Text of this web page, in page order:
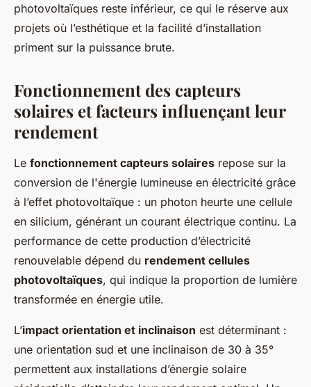
photovoltaïques reste inférieur, ce qui le réserve aux
projets où l’esthétique et la facilité d’installation
priment sur la puissance brute.
Fonctionnement des capteurs
solaires et facteurs influençant leur
rendement
Le fonctionnement capteurs solaires repose sur la
conversion de l'énergie lumineuse en électricité grâce
à l’effet photovoltaïque : un photon heurte une cellule
en silicium, générant un courant électrique continu. La
performance de cette production d’électricité
renouvelable dépend du rendement cellules
photovoltaïques, qui indique la proportion de lumière
transformée en énergie utile.
L’impact orientation et inclinaison est déterminant :
une orientation sud et une inclinaison de 30 à 35°
permettent aux installations d’énergie solaire